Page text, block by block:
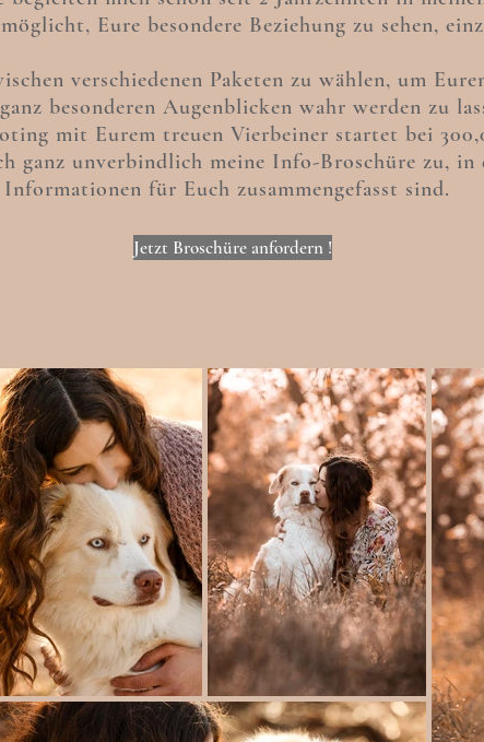
Eure besondere Beziehung zu sehen,
verschiedenen Paketen zu wählen, um
besonderen Augenblicken wahr werden zu
mit Eurem treuen Vierbeiner startet bei
ganz unverbindlich meine Info-Broschüre zu,
Informationen für Euch zusammengefasst sind.
Jetzt Broschüre anfordern !